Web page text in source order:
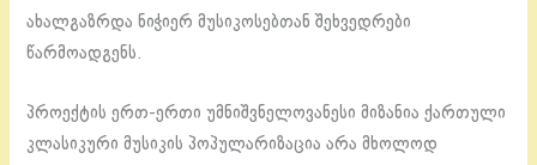
ახალგაზრდა ნიჭიერ მუსიკოსებთან შეხვედრები
წარმოადგენს.
პროექტის ერთ-ერთი უმნიშვნელოვანესი მიზანია ქართული
კლასიკური მუსიკის პოპულარიზაცია არა მხოლოდ